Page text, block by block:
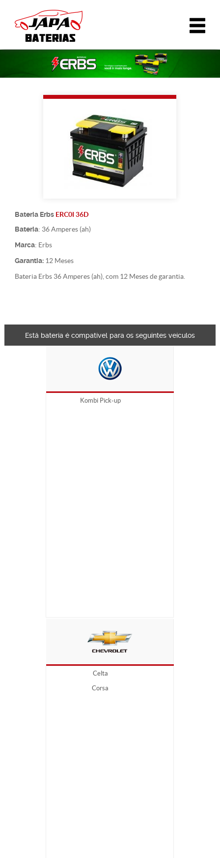
Bateria Erbs ERC0I 36D
Bateria: 36 Amperes (ah)
Marca: Erbs
Garantia: 12 Meses
Bateria Erbs 36 Amperes (ah), com 12 Meses de garantia.
Está bateria é compatível para os seguintes veículos
Kombi Pick-up
Celta
Corsa